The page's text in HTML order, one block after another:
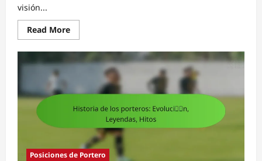
visión...
Read MoreRead
more
Centrocampista:
Control
Pases
Posiciones de Portero